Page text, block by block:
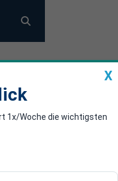
X
1x/Woche die wichtigsten